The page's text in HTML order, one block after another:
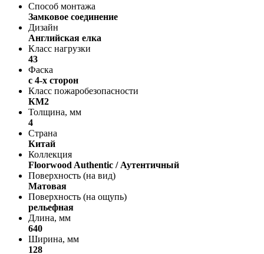
Способ монтажа
Замковое соединение
Дизайн
Английская елка
Класс нагрузки
43
Фаска
с 4-х сторон
Класс пожаробезопасности
КМ2
Толщина, мм
4
Страна
Китай
Коллекция
Floorwood Authentic / Аутентичный
Поверхность (на вид)
Матовая
Поверхность (на ощупь)
рельефная
Длина, мм
640
Ширина, мм
128